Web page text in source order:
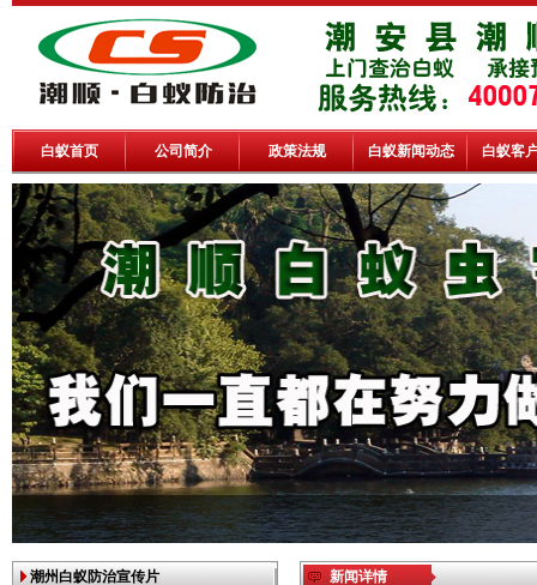
白蚁首页 公司简介 政策法规 白蚁新闻动态 白蚁客
潮州白蚁防治宣传片 新闻详情